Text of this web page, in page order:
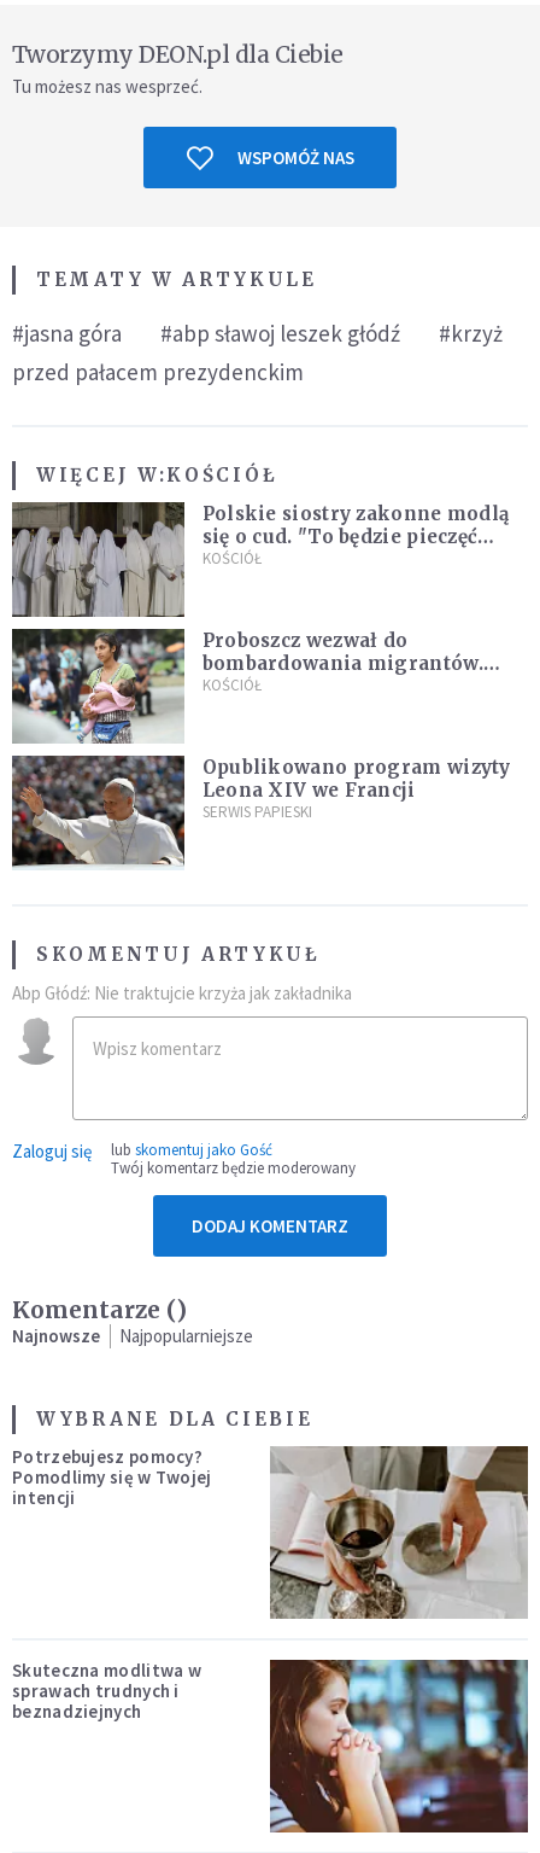
Tworzymy DEON.pl dla Ciebie
Tu możesz nas wesprzeć.
WSPOMÓŻ NAS
TEMATY W ARTYKULE
#jasna góra #abp sławoj leszek głódź
#krzyż
przed pałacem prezydenckim
WIĘCEJ W:KOŚCIÓŁ
Polskie siostry zakonne modlą
się o cud. "To będzie pieczęć
Pana Boga dla naszej wiary"
KOŚCIÓŁ
Proboszcz wezwał do
bombardowania migrantów.
"Masowy ogień przeciwko
KOŚCIÓŁ
Opublikowano program wizyty
Leona XIV we Francji
SERWIS PAPIESKI
SKOMENTUJ ARTYKUŁ
Abp Głódź: Nie traktujcie krzyża jak zakładnika
Zaloguj się lub skomentuj jako Gość
Twój komentarz będzie moderowany
DODAJ KOMENTARZ
Komentarze ()
Najnowsze Najpopularniejsze
WYBRANE DLA CIEBIE
Potrzebujesz pomocy?
Pomodlimy się w Twojej
intencji
Skuteczna modlitwa w
sprawach trudnych i
beznadziejnych